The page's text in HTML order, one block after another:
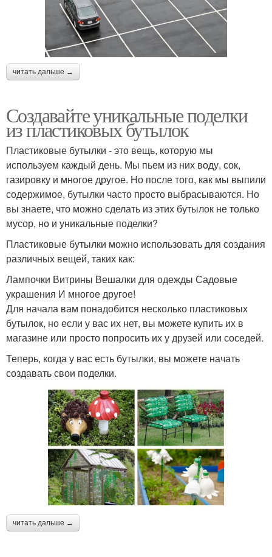
читать дальше →
Создавайте уникальные поделки
из пластиковых бутылок
Пластиковые бутылки - это вещь, которую мы
используем каждый день. Мы пьем из них воду, сок,
газировку и многое другое. Но после того, как мы выпили
содержимое, бутылки часто просто выбрасываются. Но
вы знаете, что можно сделать из этих бутылок не только
мусор, но и уникальные поделки?
Пластиковые бутылки можно использовать для создания
различных вещей, таких как:
Лампочки Витрины Вешалки для одежды Садовые
украшения И многое другое!
Для начала вам понадобится несколько пластиковых
бутылок, но если у вас их нет, вы можете купить их в
магазине или просто попросить их у друзей или соседей.
Теперь, когда у вас есть бутылки, вы можете начать
создавать свои поделки.
читать дальше →